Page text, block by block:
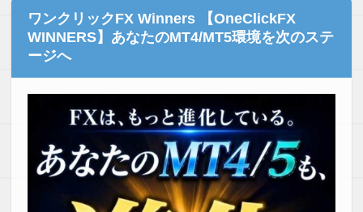
ワンクリックFX Winners 【OneClickFX
WINNERS】あなたのMT4/MT5環境を次のステ
ージへ